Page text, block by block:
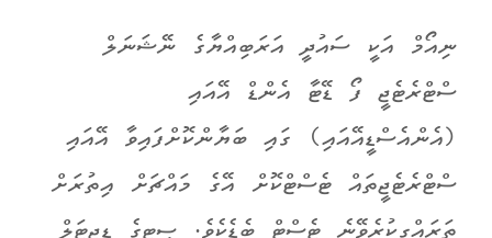
ނިއޯމް އަކީ ސައުދީ އަރަބިއްޔާގެ ނޭޝަނަލް
ސްޓްރެޓެޖީ ފޯ ޑޭޓާ އެންޑް އޭއައި
(އެންއެސްޑީއޭއައި) ގައި ބަޔާންކޮށްފައިވާ އޭއައި
ސްޓްރެޓެޖީތައް ޓެސްޓްކޮށް އޭގެ މައްޗަށް އިތުރަށް